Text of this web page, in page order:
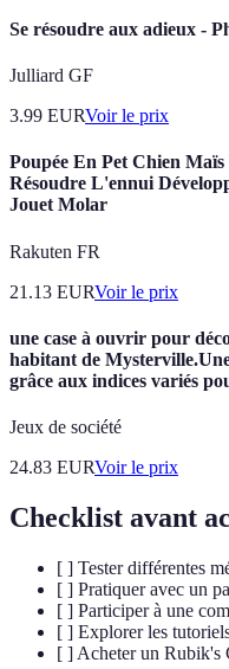
Se résoudre aux adieux -
Julliard GF
3.99 EURVoir le prix
Poupée En Pet Chien
Résoudre L'ennui
Jouet Molar
Rakuten FR
21.13 EURVoir le prix
une case à ouvrir pour
habitant de
grâce aux indices variés
Jeux de société
24.83 EURVoir le prix
Checklist avant
[ ] Tester différentes
[ ] Pratiquer avec un
[ ] Participer à une
[ ] Explorer les
[ ] Acheter un Rubik's